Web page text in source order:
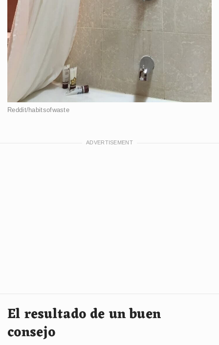
Reddit/habitsofwaste
El resultado de un buen
consejo